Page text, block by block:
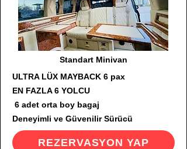
Standart Minivan
ULTRA LÜX MAYBACK 6 pax
EN FAZLA 6 YOLCU
6 adet orta boy bagaj
Deneyimli ve Güvenilir Sürücü
REZERVASYON YAP